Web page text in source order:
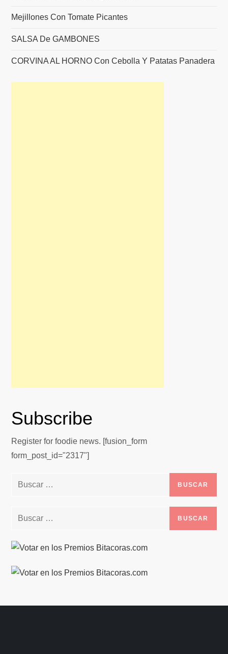
Mejillones Con Tomate Picantes
SALSA De GAMBONES
CORVINA AL HORNO Con Cebolla Y Patatas Panadera
Subscribe
Register for foodie news. [fusion_form
form_post_id="2317"]
Buscar:
Buscar: